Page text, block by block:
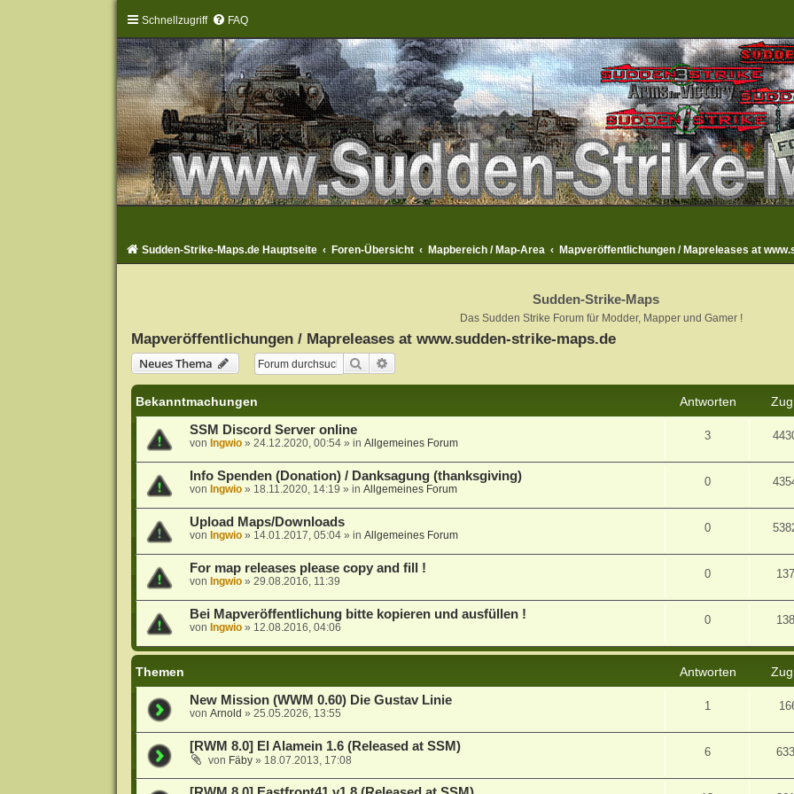
Schnellzugriff FAQ
Sudden-Strike-Maps.de Hauptseite Foren-Übersicht Mapbereich / Map-Area Mapveröffentlichungen / Mapreleases at
Sudden-Strike-Maps
Das Sudden Strike Forum für Modder, Mapper und Gamer !
Mapveröffentlichungen / Mapreleases at www.sudden-strike-maps.de
Neues Thema
Suche
Bekanntmachungen Antworten
SSM Discord Server online
von Ingwio» 24.12.2020, 00:54» in Allgemeines Forum
3
Info Spenden (Donation) / Danksagung (thanksgiving)
von Ingwio» 18.11.2020, 14:19 » in Allgemeines Forum
0
Upload Maps/Downloads
von Ingwio» 14.01.2017, 05:04» in Allgemeines Forum
0
For map releases please copy and fill !
von Ingwio» 29.08.2016, 11:39
0
Bei Mapveröffentlichung bitte kopieren und ausfüllen !
von Ingwio» 12.08.2016, 04:06
0
Themen Antworten
New Mission (WWM 0.60) Die Gustav Linie
von Arnold » 25.05.2026, 13:55
1
[RWM 8.0] El Alamein 1.6 (Released at SSM)
von Fäby» 18.07.2013, 17:08
6